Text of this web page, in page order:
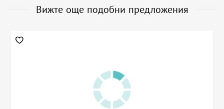
Вижте още подобни предложения